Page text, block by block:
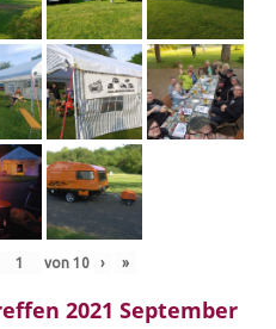
von 10 › »
2021 September